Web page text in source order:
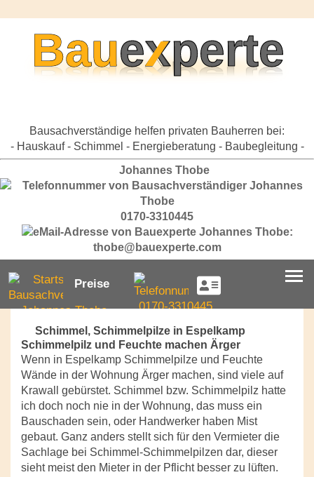
Bausachverständige helfen privaten Bauherren bei:
- Hauskauf - Schimmel - Energieberatung - Baubegleitung -
Johannes Thobe
0170-3310445
thobe@bauexperte.com
Preise
Schimmel, Schimmelpilze in Espelkamp
Schimmelpilz und Feuchte machen Ärger
Wenn in Espelkamp Schimmelpilze und Feuchte
Wände in der Wohnung Ärger machen, sind viele auf
Krawall gebürstet. Schimmel bzw. Schimmelpilz hatte
ich doch noch nie in der Wohnung, das muss ein
Bauschaden sein, oder Handwerker haben Mist
gebaut. Ganz anders stellt sich für den Vermieter die
Sachlage bei Schimmel-Schimmelpilzen dar, dieser
sieht meist den Mieter in der Pflicht besser zu lüften.